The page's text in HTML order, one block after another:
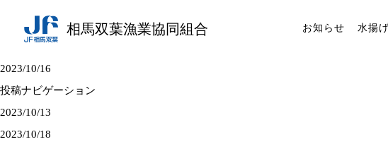
相馬双葉漁業協同組合 お知らせ 水揚
2023/10/16
投稿ナビゲーション
2023/10/13
2023/10/18